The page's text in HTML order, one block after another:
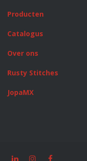
Producten
Catalogus
Over ons
Rusty Stitches
JopaMX